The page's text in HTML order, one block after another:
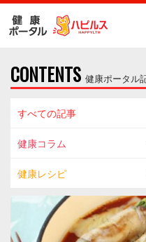
CONTENTS 健康ポータル
すべての記事
健康コラム
健康レシピ